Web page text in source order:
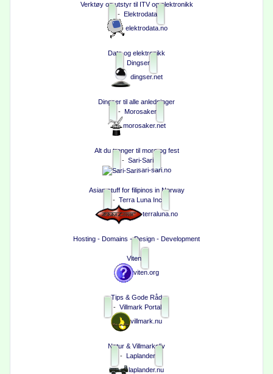
Verktøy og utstyr til ITV og elektronikk
- Elektrodata
elektrodata.no
Data og elektronikk
Dingser
dingser.net
Dingser til alle anledninger
- Morosaker
morosaker.net
Alt du trenger til moro og fest
- Sari-Sari
sari-sari.no
Asian stuff for filipinos in Norway
- Terra Luna Inc
terraluna.no
Hosting - Domains - Design - Development
Viten
viten.org
Tips & Gode Råd
- Villmark Portal
villmark.nu
Natur & Villmarksliv
- Laplander
laplander.nu